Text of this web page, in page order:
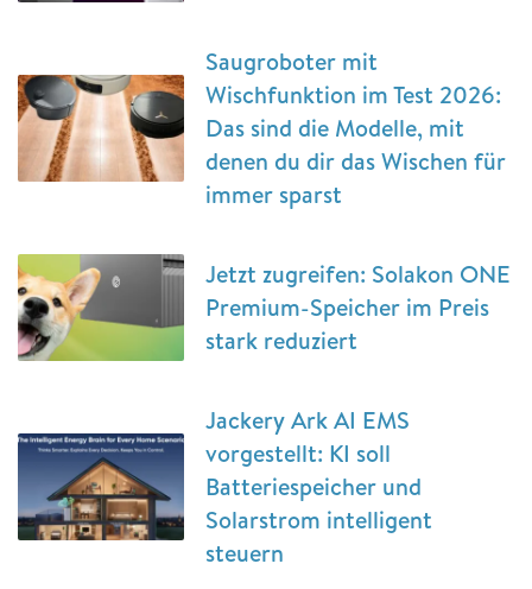
Saugroboter mit
Wischfunktion im Test 2026:
Das sind die Modelle, mit
denen du dir das Wischen für
immer sparst
Jetzt zugreifen: Solakon ONE
Premium-Speicher im Preis
stark reduziert
Jackery Ark AI EMS
vorgestellt: KI soll
Batteriespeicher und
Solarstrom intelligent
steuern